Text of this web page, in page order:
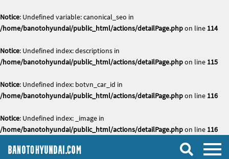
Notice: Undefined variable: canonical_seo in
/home/banotohyundai/public_html/actions/detailPage.phpon line 114
Notice: Undefined index: descriptions in
/home/banotohyundai/public_html/actions/detailPage.phpon line 115
Notice: Undefined index: botvn_car_id in
/home/banotohyundai/public_html/actions/detailPage.phpon line 116
Notice: Undefined index: _image in
/home/banotohyundai/public_html/actions/detailPage.phpon line 116